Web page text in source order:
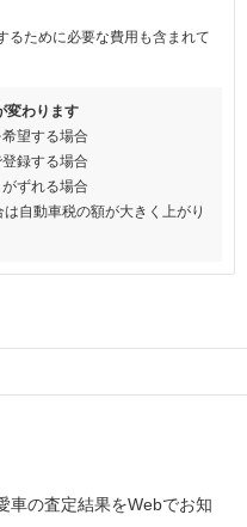
ために必要な費用も含まれて
変わります
望する場合
録する場合
ずれる場合
自動車税の額が大きく上がり
車の査定結果をWebでお知